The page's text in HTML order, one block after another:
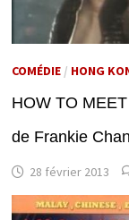
COMÉDIE/ HONG
HOW TO
de Frankie
28 février 2013